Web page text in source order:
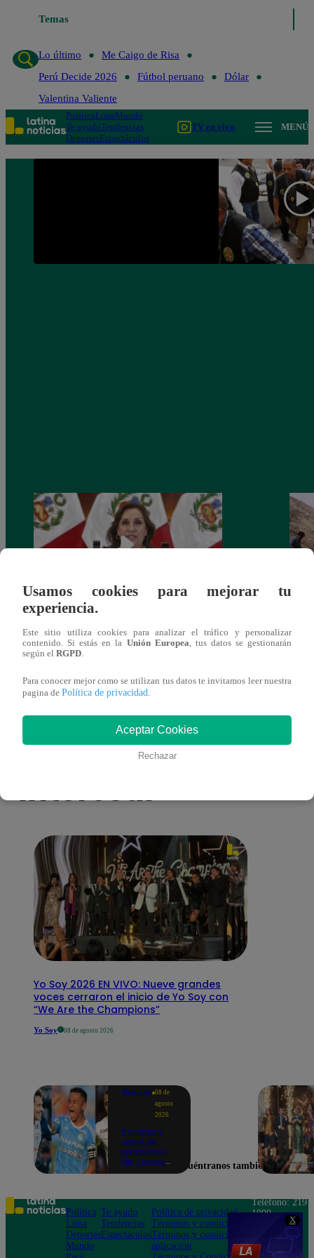
X
Temas
Lo último
Me Caigo de Risa
Perú Decide 2026
Fútbol peruano
Dólar
Valentina Valiente
PolíticaLimaMundo
Te ayudoTendencias
DeportesEspectáculos
TV en vivo MENÚ
salario presidencial se aplique desde 2026
También te puede
interesar
Yo Soy 2026 EN VIVO: Nueve grandes
voces cerraron el inicio de Yo Soy con
“We Are the Champions”
Yo Soy 08 de agosto 2026
Deportes 08 de
agosto
2026
Partidos y
tabla de
posiciones
del Torneo
en la fecha 4
Usamos cookies para mejorar tu
experiencia.
Este sitio utiliza cookies para analizar el tráfico y personalizar
contenido. Si estás en la Unión Europea, tus datos se gestionarán
según el RGPD.
Para conocer mejor como se utilizan tus datos te invitamos leer nuestra
pagina de Política de privacidad.
Aceptar Cookies
Rechazar
Encuéntranos también en
Política
Lima
Deportes
Mundo
Te ayudo
Tendencias
Espectáculos
Política de privacidad
Términos y condiciones
Términos y condiciones
aplicación
Teléfono: 219
1000
Felipe 968
Jesús María